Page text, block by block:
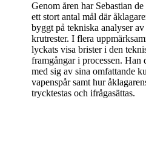
Genom åren har Sebastian
ett stort antal mål där
byggt på tekniska analyser
krutrester. I flera
lyckats visa brister i den
framgångar i processen. Han
med sig av sina omfattande
vapenspår samt hur
trycktestas och ifrågasättas.